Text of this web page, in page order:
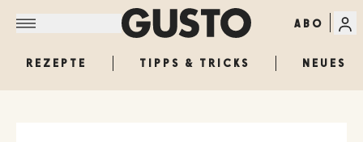
ABO
REZEPTE TIPPS & TRICKS NEUES